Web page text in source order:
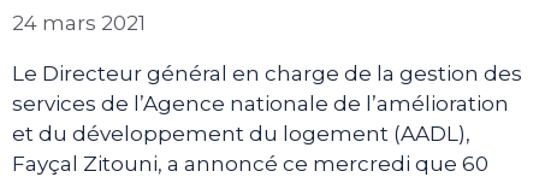
24 mars 2021
Le Directeur général en charge de la gestion des
services de l’Agence nationale de l’amélioration
et du développement du logement (AADL),
Fayçal Zitouni, a annoncé ce mercredi que 60